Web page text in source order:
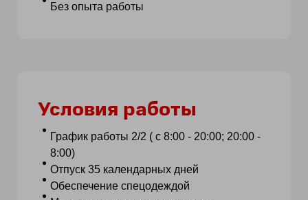
Без опыта работы
Условия работы
График работы 2/2 ( с 8:00 - 20:00; 20:00 -
8:00)
Отпуск 35 календарных дней
Обеспечение спецодеждой